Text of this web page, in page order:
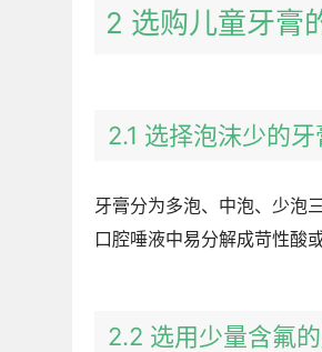
2 选购儿童牙膏
2.1 选择泡沫少的牙
牙膏分为多泡、中泡、少泡
口腔唾液中易分解成苛性酸
2.2 选用少量含氟